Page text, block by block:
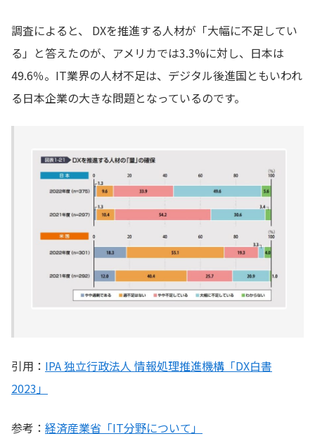
調査によると、 DXを推進する人材が「大幅に不足してい
る」と答えたのが、アメリカでは3.3%に対し、日本は
49.6％。IT業界の人材不足は、デジタル後進国ともいわれ
る日本企業の大きな問題となっているのです。
引用： IPA 独立行政法人 情報処理推進機構「DX白書
2023」
参考： 経済産業省「IT分野について」